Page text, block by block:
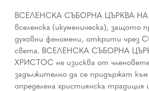
ВСЕЛЕНСКА СЪБОРНА ЦЪРКВА
вселенска (икуменическа), защото
духовни феномени, открити чрез
света. ВСЕЛЕНСКА СЪБОРНА
ХРИСТОС не изисква от
задължително да се придържат
определена християнска традиция